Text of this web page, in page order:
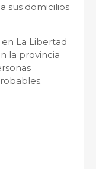
sus domicilios
La Libertad
la provincia